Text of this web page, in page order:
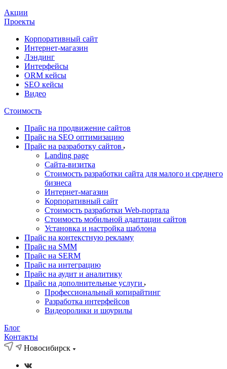
Акции
Проекты
Корпоративный сайт
Интернет-магазин
Лэндинг
Интерфейсы
ORM кейсы
SEO кейсы
Видео
Стоимость
Прайс на продвижение сайтов
Прайс на SEO оптимизацию
Прайс на разработку сайтов
Landing page
Cайта-визитка
Стоимость разработки сайта для малого и среднего
бизнеса
Интернет-магазин
Корпоративный сайт
Стоимость разработки Web-портала
Стоимость мобильной адаптации сайтов
Установка и настройка шаблона
Прайс на контекстную рекламу
Прайс на SMM
Прайс на SERM
Прайс на интеграцию
Прайс на аудит и аналитику
Прайс на дополнительные услуги
Профессиональный копирайтинг
Разработка интерфейсов
Видеоролики и шоурилы
Блог
Контакты
Новосибирск